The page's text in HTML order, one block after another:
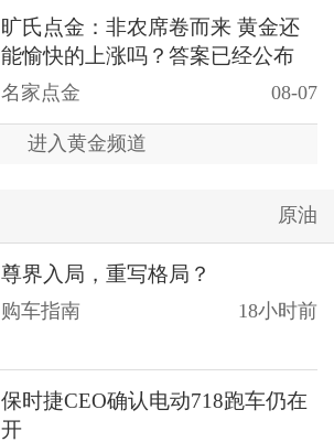
旷氏点金：非农席卷而来 黄金还
能愉快的上涨吗？答案已经公布
名家点金 08-07
进入黄金频道
原油
尊界入局，重写格局？
购车指南 18小时前
保时捷CEO确认电动718跑车仍在
开